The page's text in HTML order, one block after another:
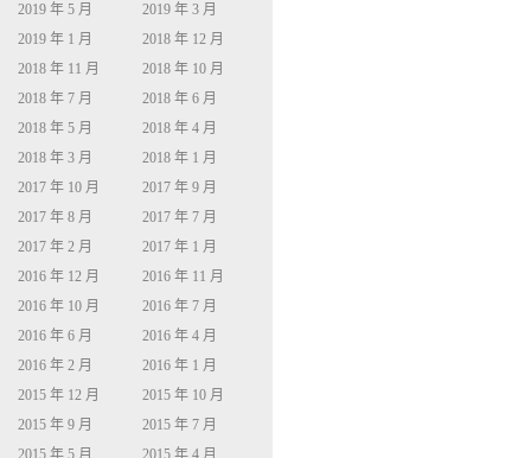
2019 年 5 月
2019 年 3 月
2019 年 1 月
2018 年 12 月
2018 年 11 月
2018 年 10 月
2018 年 7 月
2018 年 6 月
2018 年 5 月
2018 年 4 月
2018 年 3 月
2018 年 1 月
2017 年 10 月
2017 年 9 月
2017 年 8 月
2017 年 7 月
2017 年 2 月
2017 年 1 月
2016 年 12 月
2016 年 11 月
2016 年 10 月
2016 年 7 月
2016 年 6 月
2016 年 4 月
2016 年 2 月
2016 年 1 月
2015 年 12 月
2015 年 10 月
2015 年 9 月
2015 年 7 月
2015 年 5 月
2015 年 4 月